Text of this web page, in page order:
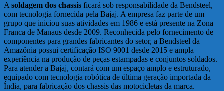
A soldagem dos chassis ficará sob responsabilidade da Bendsteel,
com tecnologia fornecida pela Bajaj. A empresa faz parte de um
grupo que iniciou suas atividades em 1986 e está presente na Zona
Franca de Manaus desde 2009. Reconhecida pelo fornecimento de
componentes para grandes fabricantes do setor, a Bendsteel da
Amazônia possui certificação ISO 9001 desde 2015 e ampla
experiência na produção de peças estampadas e conjuntos soldados.
Para atender a Bajaj, contará com um espaço amplo e estruturado,
equipado com tecnologia robótica de última geração importada da
Índia, para fabricação dos chassis das motocicletas da marca.